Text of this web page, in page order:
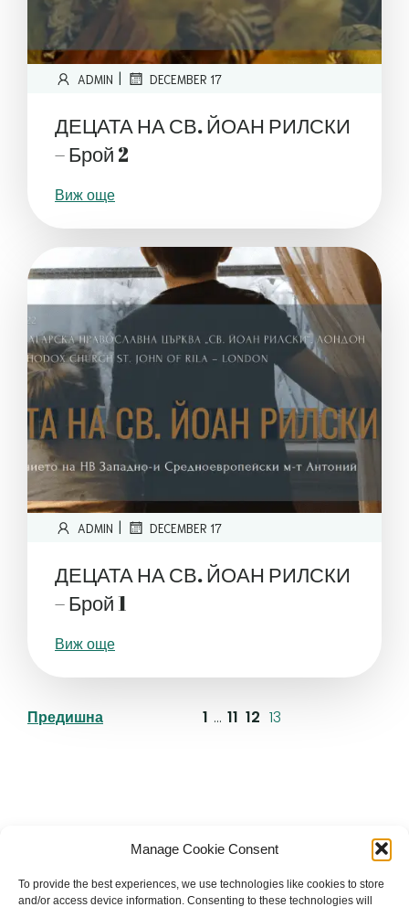
Manage Cookie Consent
To provide the best experiences, we use technologies like cookies to store
and/or access device information. Consenting to these technologies will
ADMIN | DECEMBER 17
ДЕЦАТА НА СВ. ЙОАН РИЛСКИ
– Брой 2
Виж още
ADMIN | DECEMBER 17
ДЕЦАТА НА СВ. ЙОАН РИЛСКИ
– Брой 1
Виж още
Предишна 1 … 11 12 13
Българска православна църква "Св.